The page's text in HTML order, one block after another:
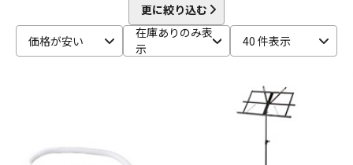
更に絞り込む
価格が安い
在庫ありのみ表
示
40 件表示